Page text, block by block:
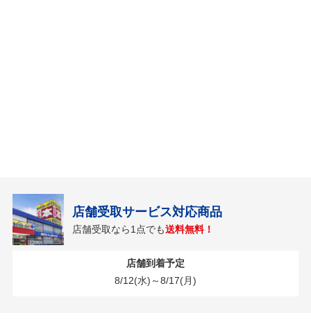
店舗受取サービス対応商品
店舗受取なら1点でも送料無料！
店舗到着予定
8/12(水)～8/17(月)